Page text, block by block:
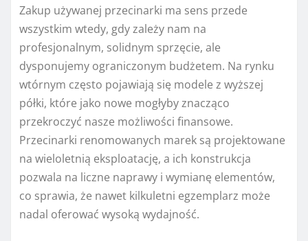
Zakup używanej przecinarki ma sens przede
wszystkim wtedy, gdy zależy nam na
profesjonalnym, solidnym sprzęcie, ale
dysponujemy ograniczonym budżetem. Na rynku
wtórnym często pojawiają się modele z wyższej
półki, które jako nowe mogłyby znacząco
przekroczyć nasze możliwości finansowe.
Przecinarki renomowanych marek są projektowane
na wieloletnią eksploatację, a ich konstrukcja
pozwala na liczne naprawy i wymianę elementów,
co sprawia, że nawet kilkuletni egzemplarz może
nadal oferować wysoką wydajność.